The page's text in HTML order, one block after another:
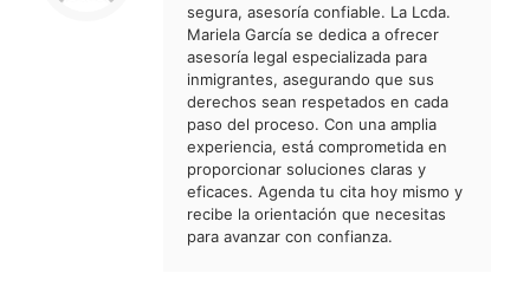
segura, asesoría confiable. La Lcda.
Mariela García se dedica a ofrecer
asesoría legal especializada para
inmigrantes, asegurando que sus
derechos sean respetados en cada
paso del proceso. Con una amplia
experiencia, está comprometida en
proporcionar soluciones claras y
eficaces. Agenda tu cita hoy mismo y
recibe la orientación que necesitas
para avanzar con confianza.